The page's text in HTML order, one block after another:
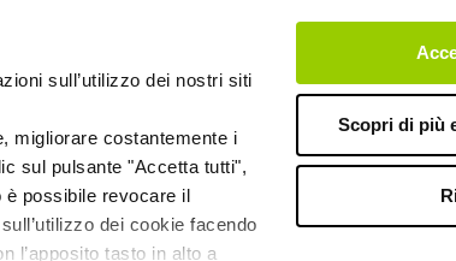
sull’utilizzo dei nostri siti
migliorare costantemente i
sul pulsante "Accetta tutti",
è possibile revocare il
dei cookie facendo
l’apposito tasto in alto a
Scopri di più
Prima il lavoro,
parole e nei
18.12.2025